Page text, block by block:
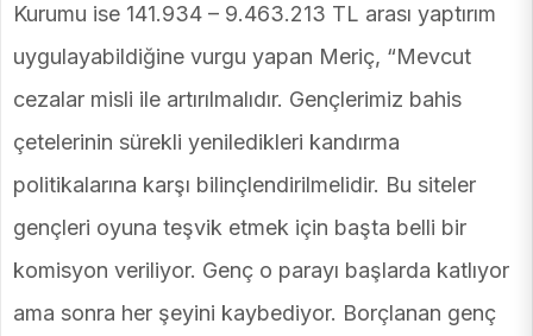
Kurumu ise 141.934 – 9.463.213 TL arası yaptırım
uygulayabildiğine vurgu yapan Meriç, “Mevcut
cezalar misli ile artırılmalıdır. Gençlerimiz bahis
çetelerinin sürekli yeniledikleri kandırma
politikalarına karşı bilinçlendirilmelidir. Bu siteler
gençleri oyuna teşvik etmek için başta belli bir
komisyon veriliyor. Genç o parayı başlarda katlıyor
ama sonra her şeyini kaybediyor. Borçlanan genç